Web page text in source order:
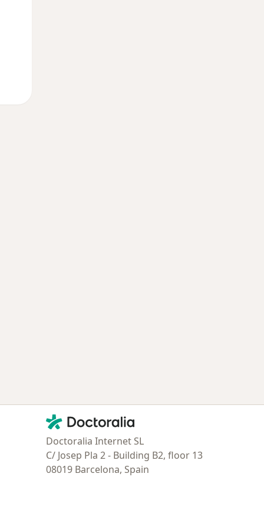
Contacto
Doctoralia - Página de inicio
Doctoralia Internet SL
C/ Josep Pla 2 - Building B2, floor 13
08019 Barcelona, Spain